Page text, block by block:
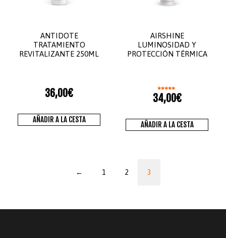
ANTIDOTE
TRATAMIENTO
REVITALIZANTE 250ML
36,00€
AÑADIR A LA CESTA
AIRSHINE
LUMINOSIDAD Y
PROTECCIÓN TÉRMICA
Valorado
5.00
de 5
34,00€
AÑADIR A LA CESTA
← 1 2 3